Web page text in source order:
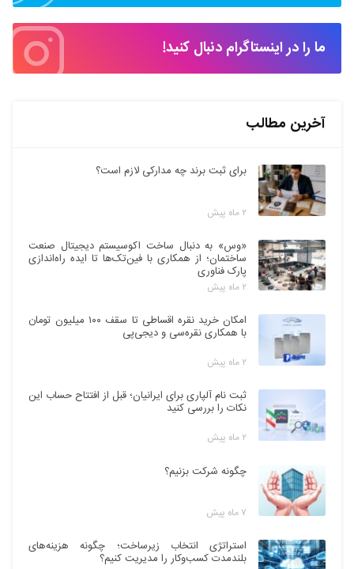
ما را در اینستاگرام دنبال کنید!
آخرین مطالب
برای ثبت برند چه مدارکی لازم است؟
۲ ماه پیش
«وس» به دنبال ساخت اکوسیستم دیجیتال صنعت
ساختمان؛ از همکاری با فین‌تک‌ها تا ایده راه‌اندازی
پارک فناوری
۲ ماه پیش
امکان خرید نقره اقساطی تا سقف ۱۰۰ میلیون تومان
با همکاری نقره‌سی و دیجی‌پی
۲ ماه پیش
ثبت نام آلپاری برای ایرانیان؛ قبل از افتتاح حساب این
نکات را بررسی کنید
۲ ماه پیش
چگونه شرکت بزنیم؟
۷ ماه پیش
استراتژی انتخاب زیرساخت؛ چگونه هزینه‌های
بلندمدت کسب‌وکار را مدیریت کنیم؟